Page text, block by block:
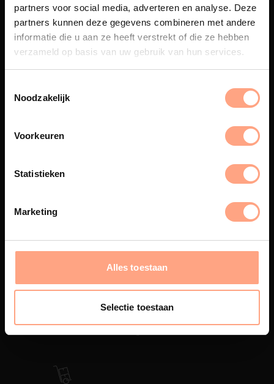
partners voor social media, adverteren en analyse. Deze
partners kunnen deze gegevens combineren met andere
informatie die u aan ze heeft verstrekt of die ze hebben
verzameld op basis van uw gebruik van hun services.
Noodzakelijk
Voorkeuren
Statistieken
Marketing
Alles toestaan
Selectie toestaan
Maatwerk
beleving, waar Nederlands
vakmanschap en design
Interieur inrichting
ontzorging van eerste schets tot